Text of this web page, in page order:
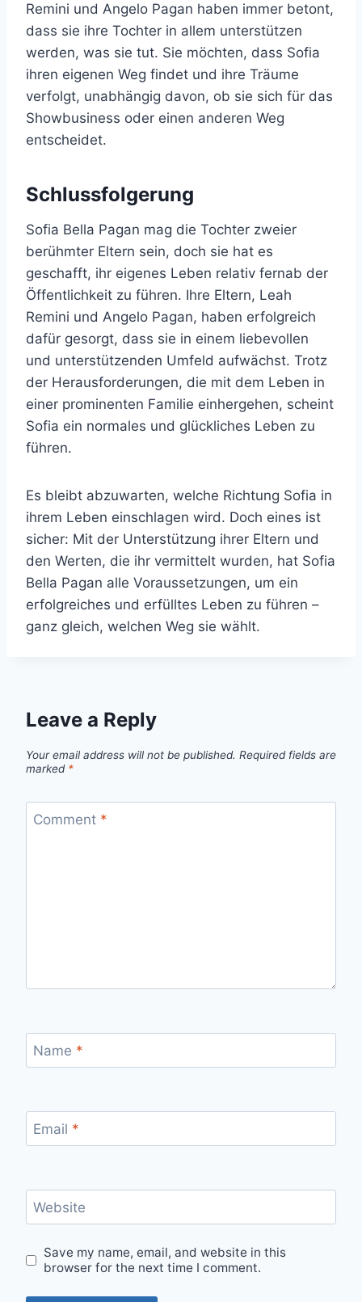
Remini und Angelo Pagan haben immer betont,
dass sie ihre Tochter in allem unterstützen
werden, was sie tut. Sie möchten, dass Sofia
ihren eigenen Weg findet und ihre Träume
verfolgt, unabhängig davon, ob sie sich für das
Showbusiness oder einen anderen Weg
entscheidet.
Schlussfolgerung
Sofia Bella Pagan mag die Tochter zweier
berühmter Eltern sein, doch sie hat es
geschafft, ihr eigenes Leben relativ fernab der
Öffentlichkeit zu führen. Ihre Eltern, Leah
Remini und Angelo Pagan, haben erfolgreich
dafür gesorgt, dass sie in einem liebevollen
und unterstützenden Umfeld aufwächst. Trotz
der Herausforderungen, die mit dem Leben in
einer prominenten Familie einhergehen, scheint
Sofia ein normales und glückliches Leben zu
führen.
Es bleibt abzuwarten, welche Richtung Sofia in
ihrem Leben einschlagen wird. Doch eines ist
sicher: Mit der Unterstützung ihrer Eltern und
den Werten, die ihr vermittelt wurden, hat Sofia
Bella Pagan alle Voraussetzungen, um ein
erfolgreiches und erfülltes Leben zu führen –
ganz gleich, welchen Weg sie wählt.
Leave a Reply
Your email address will not be published. Required fields are
marked *
Comment *
Name *
Email *
Website
Save my name, email, and website in this
browser for the next time I comment.